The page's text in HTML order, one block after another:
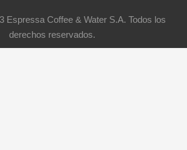
Espressa Coffee & Water S.A. Todos los
derechos reservados.